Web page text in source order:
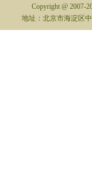
Copyright @ 2007-
地址：北京市海淀区